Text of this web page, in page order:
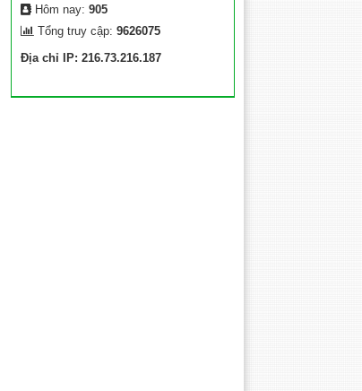
Hôm nay: 905
Tổng truy cập: 9626075
Địa chỉ IP: 216.73.216.187